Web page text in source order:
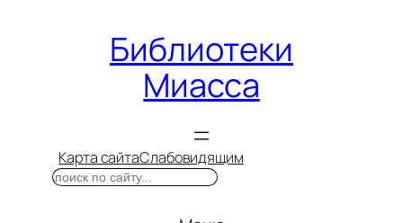
Библиотеки
Миасса
Карта сайтаСлабовидящим
Поиск